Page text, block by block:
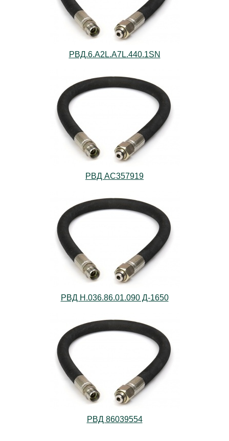
РВД.6.А2L.А7L.440.1SN
РВД AС357919
РВД Н.036.86.01.090 Д-1650
РВД 86039554